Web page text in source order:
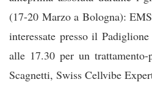
(17-20 Marzo a Bologna):
interessate presso il
alle 17.30 per un
Scagnetti, Swiss Cellvibe